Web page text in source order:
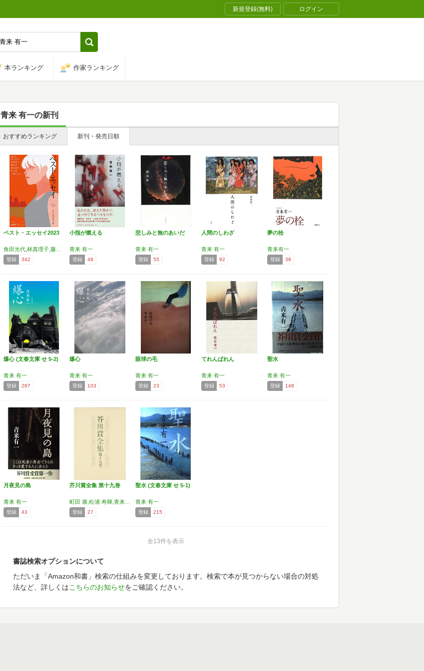
新規登録(無料) ログイン
本ランキング 作家ランキング
青来 有一の新刊
おすすめランキング 新刊・発売日順
ベスト・エッセイ2023
登録 342
小指が燃える
青来 有一
登録 49
悲しみと無のあいだ
青来 有一
登録 55
人間のしわざ
青来 有一
登録 92
夢の栓
青来有一
登録 38
爆心 (文春文庫 せ 5-2)
青来 有一
登録 287
爆心
青来 有一
登録 103
眼球の毛
青来 有一
登録 23
てれんぱれん
青来 有一
登録 53
聖水
青来 有一
登録 148
月夜見の島
青来 有一
登録 43
芥川賞全集 第十九巻
登録 27
聖水 (文春文庫 せ 5-1)
青来 有一
登録 215
全13件を表示
書誌検索オプションについて
ただいま「Amazon和書」検索の仕組みを変更しております。検索で本が見つからない場合の対処
法など、詳しくはこちらのお知らせをご確認ください。